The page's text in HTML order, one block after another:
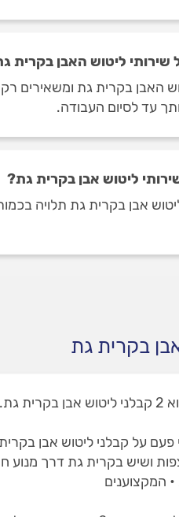
ליטוש האבן בקרית
האבן בקרית גת ומשאירים
עד לסיום העבודה.
ליטוש אבן בקרית גת?
בקרית גת
על קבלני ליטוש אבן בקרית גת
ושיש בקרית גת דרך מנוע
המקצוענים